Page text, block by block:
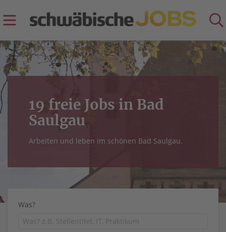
19 freie Jobs in Bad
Saulgau
Arbeiten und leben im schönen Bad Saulgau.
Was?